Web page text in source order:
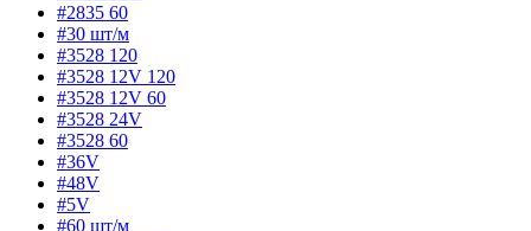
#2835 60
#30 шт/м
#3528 120
#3528 12V 120
#3528 12V 60
#3528 24V
#3528 60
#36V
#48V
#5V
#60 шт/м